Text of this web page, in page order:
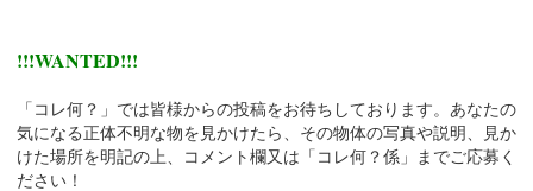
!!!WANTED!!!
「コレ何？」では皆様からの投稿をお待ちしております。あなたの
気になる正体不明な物を見かけたら、その物体の写真や説明、見か
けた場所を明記の上、コメント欄又は「コレ何？係」までご応募く
ださい！